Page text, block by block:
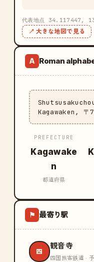
代表地点 34.117447,
↗ 大きな地図で見る
A Roman
Kagawaken, 〒
PREFECTURE
Kagawake
n
都道府県
⚑ 最寄り駅
四
観音寺
四国旅客鉄道 ·